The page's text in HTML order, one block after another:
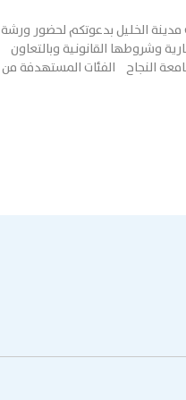
مدينة الخليل بدعوتكم لحضور ورشة
وشروطها القانونية وبالتعاون
النجاح الفئات المستهدفة من
الصغيرة والمتوسطة
قاعة الحاج هاشم النتشة
التجارية - الخليل الساعة: